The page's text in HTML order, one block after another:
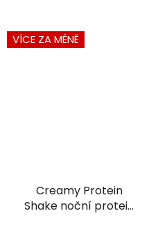
VÍCE ZA MÉNĚ
Creamy Protein
Shake noční protein